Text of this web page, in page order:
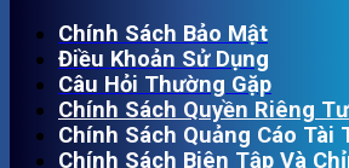
Chính Sách Bảo Mật
Điều Khoản Sử Dụng
Câu Hỏi Thường Gặp
Chính Sách Quyền Riêng Tư
Chính Sách Quảng Cáo Tài
Chính Sách Biên Tập Và